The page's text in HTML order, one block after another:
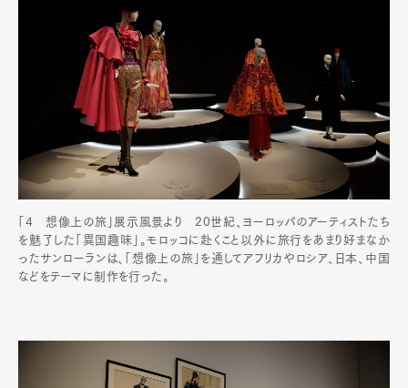
「4 想像上の旅」展示風景より 20世紀、ヨーロッパのアーティストたち
を魅了した「異国趣味」。モロッコに赴くこと以外に旅行をあまり好まなか
ったサンローランは、「想像上の旅」を通してアフリカやロシア、日本、中国
などをテーマに制作を行った。